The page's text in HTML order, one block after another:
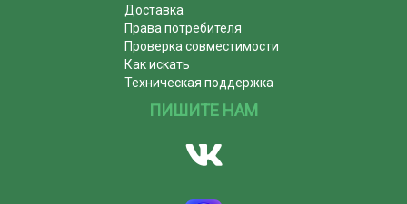
Доставка
Права потребителя
Проверка совместимости
Как искать
Техническая поддержка
ПИШИТЕ НАМ